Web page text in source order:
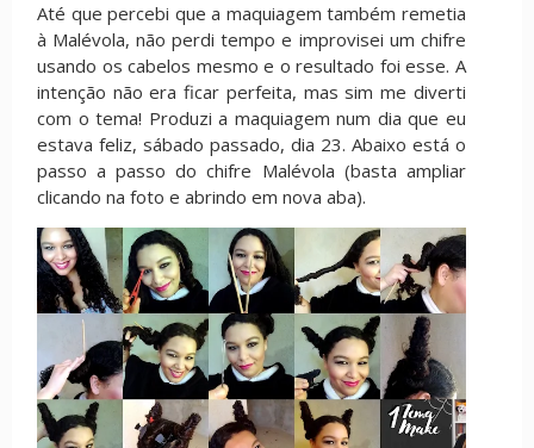
Até que percebi que a maquiagem também remetia
à Malévola, não perdi tempo e improvisei um chifre
usando os cabelos mesmo e o resultado foi esse. A
intenção não era ficar perfeita, mas sim me diverti
com o tema! Produzi a maquiagem num dia que eu
estava feliz, sábado passado, dia 23. Abaixo está o
passo a passo do chifre Malévola (basta ampliar
clicando na foto e abrindo em nova aba).